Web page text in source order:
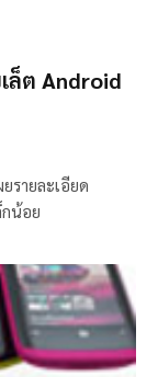
ล็ต Android
รายละเอียด
น้อย